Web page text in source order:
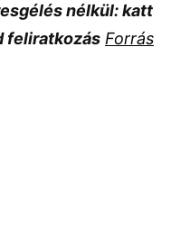
nélkül: katt
feliratkozás Forrás